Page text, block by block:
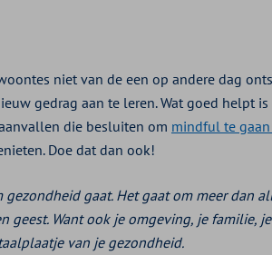
niet van de een op andere dag
gedrag aan te leren. Wat goed helpt
die besluiten om mindful te
Doe dat dan ook!
gaat. Het gaat om meer dan
geest. Want ook je omgeving, je familie,
van je gezondheid.